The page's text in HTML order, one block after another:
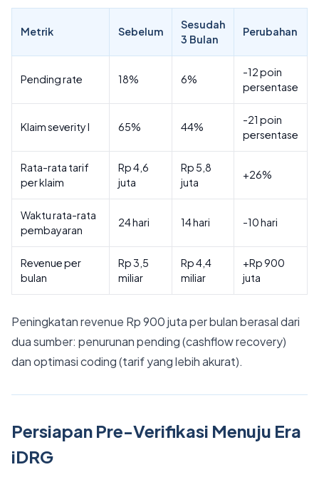
Metrik Sebelum
Sesudah
3 Bulan
Perubahan
Pending rate 18% 6%
-12 poin
persentase
Klaim severity I 65% 44%
-21 poin
persentase
Rata-rata tarif
per klaim
Rp 4,6
juta
Rp 5,8
juta
+26%
Waktu rata-rata
pembayaran
24 hari 14 hari -10 hari
Revenue per
bulan
Rp 3,5
miliar
Rp 4,4
miliar
+Rp 900
juta
Peningkatan revenue Rp 900 juta per bulan berasal dari
dua sumber: penurunan pending (cashflow recovery)
dan optimasi coding (tarif yang lebih akurat).
Persiapan Pre-Verifikasi Menuju Era
iDRG